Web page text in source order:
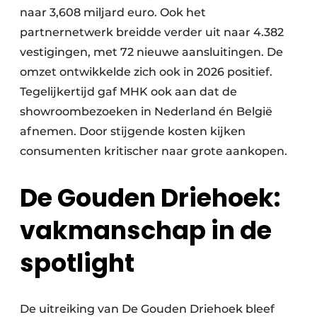
naar 3,608 miljard euro. Ook het
partnernetwerk breidde verder uit naar 4.382
vestigingen, met 72 nieuwe aansluitingen. De
omzet ontwikkelde zich ook in 2026 positief.
Tegelijkertijd gaf MHK ook aan dat de
showroombezoeken in Nederland én België
afnemen. Door stijgende kosten kijken
consumenten kritischer naar grote aankopen.
De Gouden Driehoek:
vakmanschap in de
spotlight
De uitreiking van De Gouden Driehoek bleef